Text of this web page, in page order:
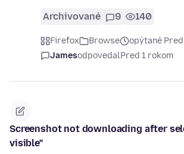
Archivované 9 140
Firefox Browse
opýtané
JamesodpovedalPred 1 rokom
Screenshot not downloading after
visible"